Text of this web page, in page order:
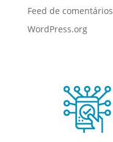
Feed de comentários
WordPress.org